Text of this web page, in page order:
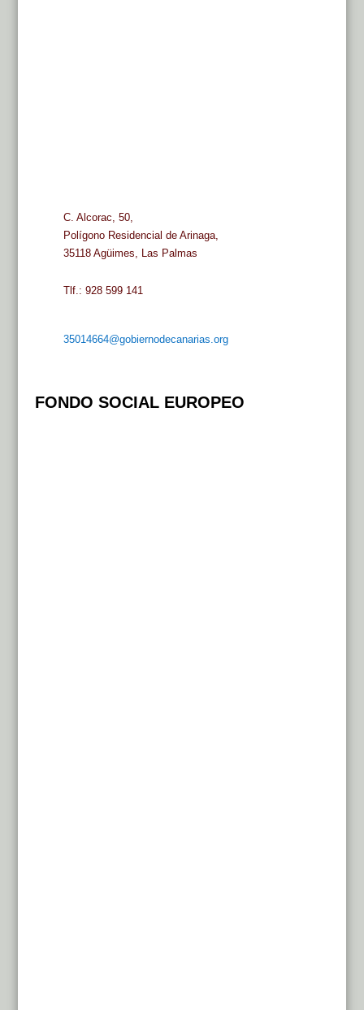
C. Alcorac, 50,
Polígono Residencial de Arinaga,
35118 Agüimes, Las Palmas
Tlf.: 928 599 141
35014664@gobiernodecanarias.org
FONDO SOCIAL EUROPEO